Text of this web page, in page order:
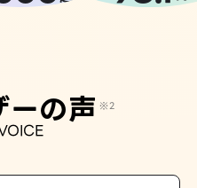
ーの声 ※2